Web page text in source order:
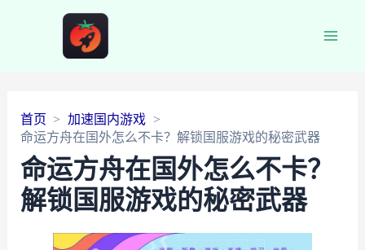
首页
加速国内游戏
命运方舟在国外怎么不卡？解锁国服游戏的秘密武器
命运方舟在国外怎么不卡？
解锁国服游戏的秘密武器